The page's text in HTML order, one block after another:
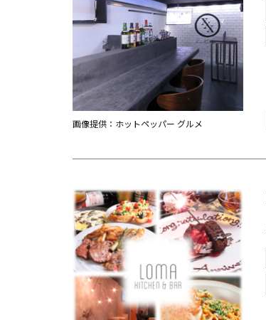
画像提供：ホットペッパー グルメ